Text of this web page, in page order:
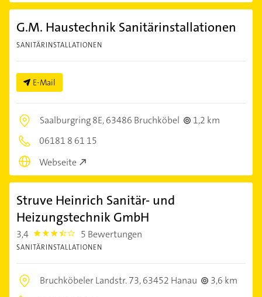
G.M. Haustechnik Sanitärinstallationen
SANITÄRINSTALLATIONEN
E-Mail
Saalburgring 8E,63486 Bruchköbel
1,2 km
06181 8 61 15
Webseite
Struve Heinrich Sanitär- und
Heizungstechnik GmbH
3,4 3.4 5 Bewertungen
SANITÄRINSTALLATIONEN
Bruchköbeler Landstr. 73,63452 Hanau
3,6 km